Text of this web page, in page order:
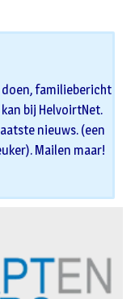
doen, familiebericht
bij HelvoirtNet.
nieuws. (een
Mailen maar!